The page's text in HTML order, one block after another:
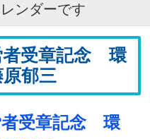
ンダーです
者受章記念 環
郁三
者受章記念 環